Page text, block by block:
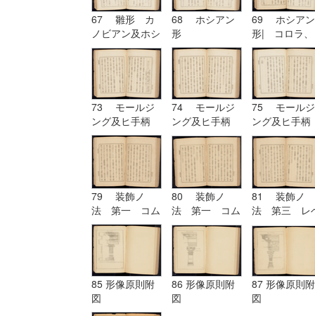
67 雛形 カ
ノビアン及ホシ
アン| ホシア
ン形
68 ホシアン
形
69 ホシアン
形| コロラ、
カンパニユラ
及ヒ幹
73 モールジ
ング及ヒ手柄
74 モールジ
ング及ヒ手柄
75 モールジ
ング及ヒ手柄
79 装飾ノ
法 第一 コム
プリケーション
及ヒコンヒユー
シヨン
80 装飾ノ
法 第一 コム
プリケーション
及ヒコンヒユー
シヨン| 装飾
ノ法 第二 ユ
ーリスミー|
装飾ノ法 第
三 レベチーシ
81 装飾ノ
法 第三 レ
チーシヨン|
装飾ノ法 第
四 アルテレ
シヨン
85 形像原則附
図
86 形像原則附
図
87 形像原則附
図